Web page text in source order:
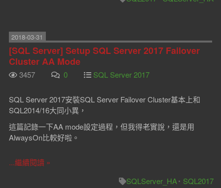
2018-03-31
[SQL Server] Setup SQL Server 2017 Failover
Cluster AA Mode
3457 0 SQL Server 2017
SQL Server 2017安裝SQL Server Failover Cluster基本上和
SQL2014/16大同小異，
這篇記錄一下AA mode設定過程，但我得老實說，還是用
AlwaysOn比較好啦。
...繼續閱讀 »
SQLServer_HA
SQL2017